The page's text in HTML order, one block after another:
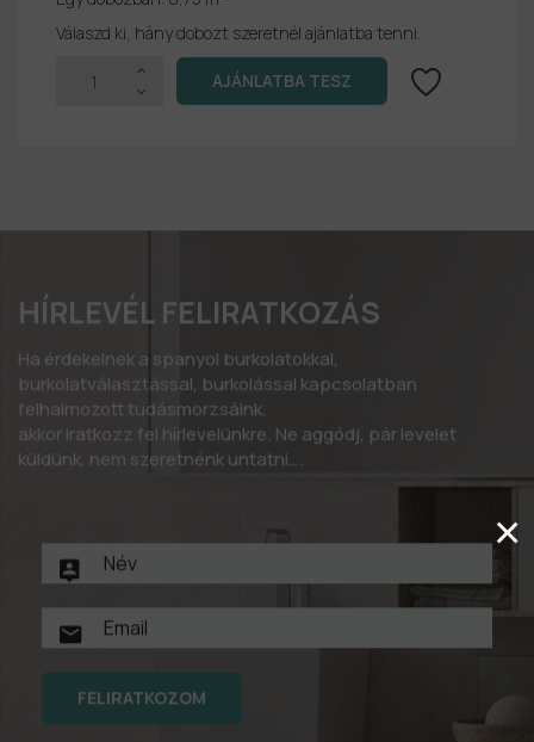
Válaszd ki, hány dobozt szeretnél ajánlatba tenni.
HÍRLEVÉL FELIRATKOZÁS
Ha érdekelnek a spanyol burkolatokkal,
burkolatválasztással, burkolással kapcsolatban
felhalmozott tudásmorzsáink,
akkor iratkozz fel hírlevelünkre. Ne aggódj, pár levelet
küldünk, nem szeretnénk untatni….
FELIRATKOZOM
×